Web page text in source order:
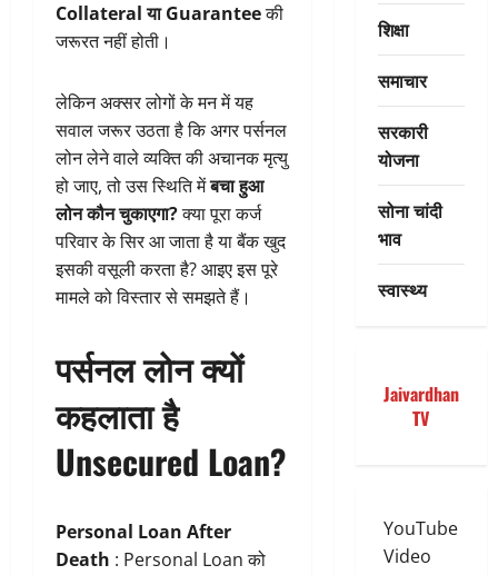
Collateral या Guaranteeकी
जरूरत नहीं होती।
लेकिन अक्सर लोगों के मन में यह
सवाल जरूर उठता है कि अगर पर्सनल
लोन लेने वाले व्यक्ति की अचानक मृत्यु
हो जाए, तो उस स्थिति मेंबचा हुआ
लोन कौन चुकाएगा?क्या पूरा कर्ज
परिवार के सिर आ जाता है या बैंक खुद
इसकी वसूली करता है? आइए इस पूरे
मामले को विस्तार से समझते हैं।
पर्सनल लोन क्यों
कहलाता है
Unsecured Loan?
Personal Loan After
Death : Personal Loan को
शिक्षा
समाचार
सरकारी
योजना
सोना चांदी
भाव
स्वास्थ्य
Jaivardhan
TV
YouTube
Video